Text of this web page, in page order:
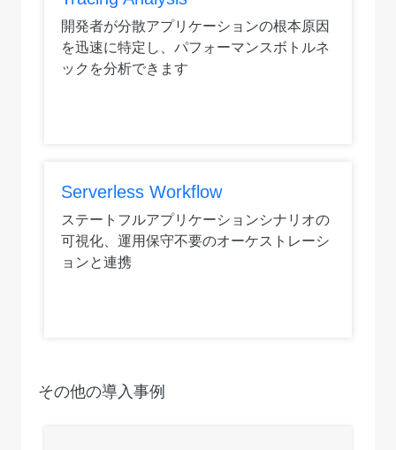
開発者が分散アプリケーションの根本原因
を迅速に特定し、パフォーマンスボトルネ
ックを分析できます
Serverless Workflow
ステートフルアプリケーションシナリオの
可視化、運用保守不要のオーケストレーシ
ョンと連携
その他の導入事例